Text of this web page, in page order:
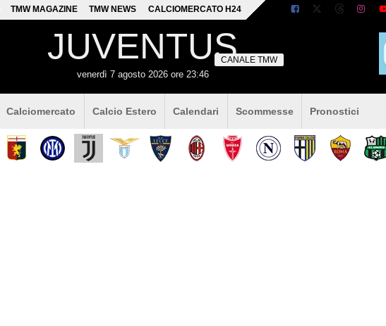
TMW MAGAZINE TMW NEWS CALCIOMERCATO H24
JUVENTUS
venerdì 7 agosto 2026 ore 23:46
CANALE TMW
Calciomercato Calcio Estero Calendari Scommesse Pronostici